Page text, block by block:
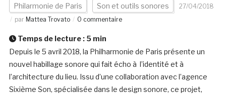
Philarmonie de Paris Son et outils sonores
27/04/2018
par Mattea Trovato 0 commentaire
Temps de lecture : 5 min
Depuis le 5 avril 2018, la Philharmonie de Paris présente un
nouvel habillage sonore qui fait écho à l’identité et à
l’architecture du lieu. Issu d’une collaboration avec l’agence
Sixième Son, spécialisée dans le design sonore, ce projet,